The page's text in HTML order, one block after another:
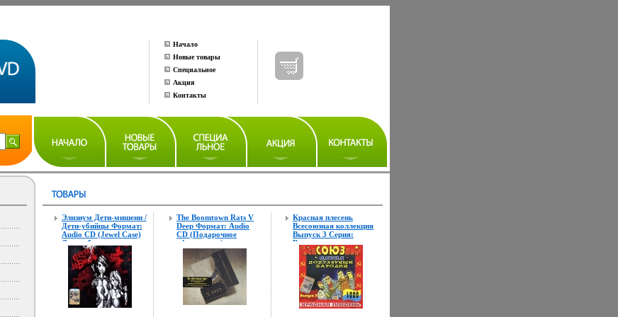
Начало
Новые товары
Специальное
Акция
Контакты
Элизиум Дети-мишени /
Дети-убийцы Формат:
Audio CD (Jewel Case)
Дистрибьюторы:
Торговая Фирма
"Никитин", 2+2=5
Россия Лицензионные
товары
Характеристики
аудионосителей 2007 г
Альбом: Российское
издание инфо 2735h.
The Boomtown Rats V
Deep Формат: Audio
CD (Подарочное
оформление)
Дистрибьютор:
Mercury Records
Limited Лицензионные
товары
Характеристики
аудионосителей 2005 г
Альбом инфо 2737h.
Красная плесень
Всесоюзная коллекция
Выпуск 3 Серия:
Всесоюзная коллекция
инфо 2738h.